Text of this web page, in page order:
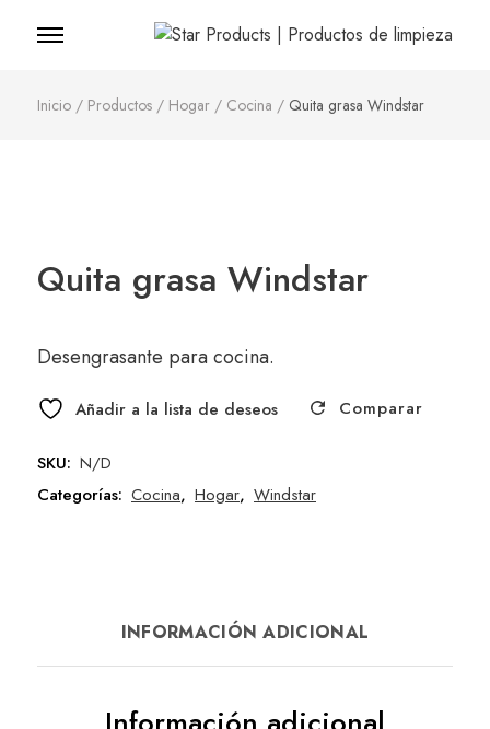
Productos de
Inicio / Productos / Hogar / Cocina / Quita grasa Windstar
Quita grasa Windstar
Desengrasante para cocina.
Añadir a la lista de deseos Comparar
SKU: N/D
Categorías: Cocina, Hogar, Windstar
INFORMACIÓN ADICIONAL